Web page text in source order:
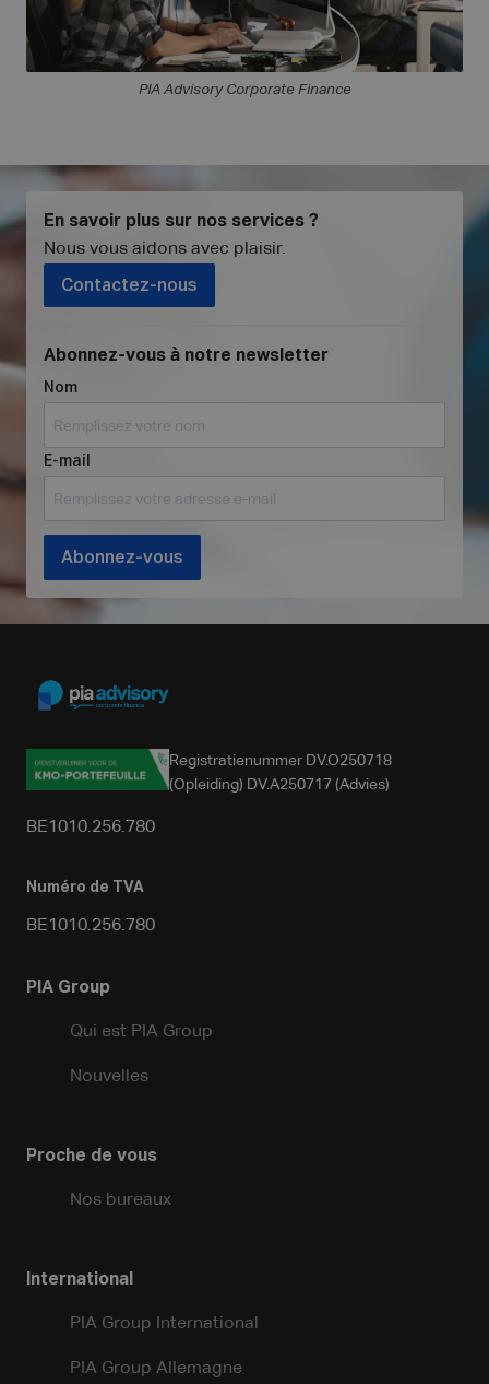
PIA Advisory Corporate Finance
En savoir plus sur nos services ?
Nous vous aidons avec plaisir.
Contactez-nous
Abonnez-vous à notre newsletter
Nom
E-mail
Abonnez-vous
Registratienummer DV.O250718
(Opleiding) DV.A250717 (Advies)
BE1010.256.780
Numéro de TVA
BE1010.256.780
PIA Group
Qui est PIA Group
Nouvelles
Proche de vous
Nos bureaux
International
PIA Group International
PIA Group Allemagne